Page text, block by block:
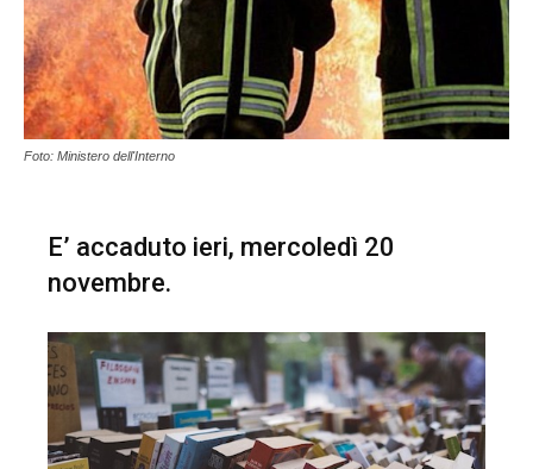
Foto: Ministero dell'Interno
E’ accaduto ieri, mercoledì 20
novembre.